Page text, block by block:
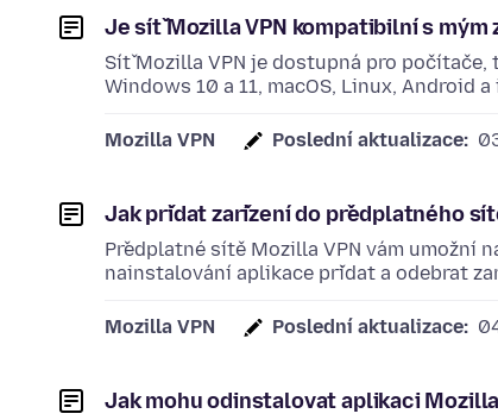
Je síť Mozilla VPN kompatibilní s mým
Síť Mozilla VPN je dostupná pro
Windows 10 a 11, macOS, Linux, Android a
Mozilla VPN Poslední aktualizace:
Jak přidat zařízení do předplatného
Předplatné sítě Mozilla VPN vám umožní
nainstalování aplikace přidat a odebrat
Mozilla VPN Poslední aktualizace:
Jak mohu odinstalovat aplikaci Mozilla